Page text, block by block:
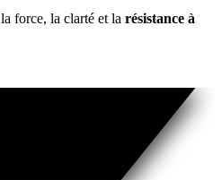
force, la clarté et la résistance à